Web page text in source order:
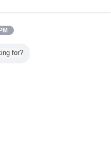
Metal Finder กว้าง 12 ซม
for?